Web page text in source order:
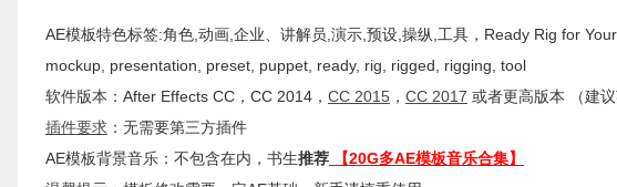
AE模板特色标签:角色,动画,企业、讲解员,演示,预设,操纵,工具，Ready Rig for
mockup, presentation, preset, puppet, ready, rig, rigged, rigging, tool
软件版本： After Effects CC ，CC 2014， CC 2015 ， CC 2017 或者更高版本 （建
插件要求 ：无需要第三方插件
AE模板背景音乐：不包含在内，书生推荐 【20G多AE模板音乐合集】